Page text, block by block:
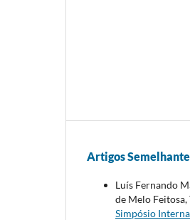
Artigos
Luís Fernando
de Melo
Simpósio